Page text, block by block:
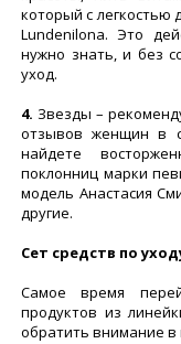
который с легкостью
Lundenilona. Это
нужно знать, и без
уход.
4. Звезды –
отзывов женщин в
найдете
поклонниц марки
модель Анастасия
другие.
Сет средств по
Самое время
продуктов из
обратить внимание